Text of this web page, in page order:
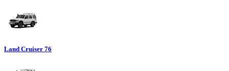
Land Cruiser 76